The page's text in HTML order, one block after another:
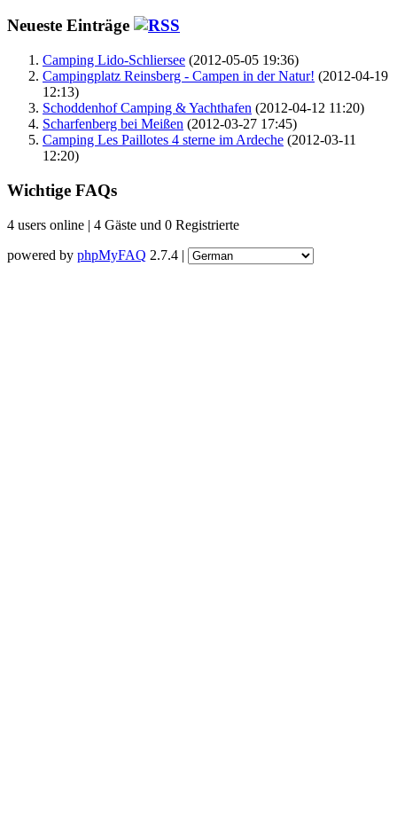
Neueste Einträge
Camping Lido-Schliersee (2012-05-05 19:36)
Campingplatz Reinsberg - Campen in der Natur! (2012-04-19
12:13)
Schoddenhof Camping & Yachthafen (2012-04-12 11:20)
Scharfenberg bei Meißen (2012-03-27 17:45)
Camping Les Paillotes 4 sterne im Ardeche (2012-03-11
12:20)
Wichtige FAQs
4 users online | 4 Gäste und 0 Registrierte
powered by phpMyFAQ 2.7.4 |